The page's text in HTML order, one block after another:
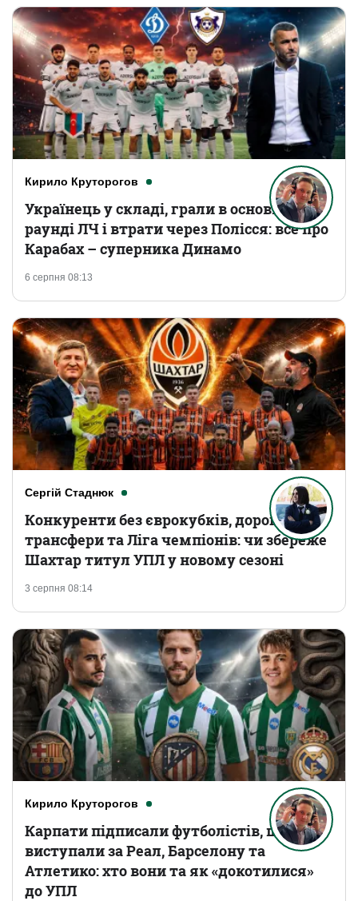
Кирило Круторогов
6 серпня 08:13
Українець у складі, грали в основному
раунді ЛЧ і втрати через Полісся: все про
Карабах – суперника Динамо
Сергій Стаднюк
3 серпня 08:14
Конкуренти без єврокубків, дорогі
трансфери та Ліга чемпіонів: чи збереже
Шахтар титул УПЛ у новому сезоні
Кирило Круторогов
Карпати підписали футболістів, що
виступали за Реал, Барселону та
Атлетико: хто вони та як «докотилися»
до УПЛ